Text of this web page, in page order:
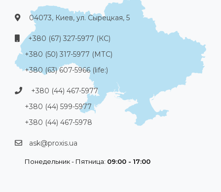
04073, Киев, ул. Сырецкая, 5
+380 (67) 327-5977 (КС)
+380 (50) 317-5977 (МТС)
+380 (63) 607-5966 (life:)
+380 (44) 467-5977
+380 (44) 599-5977
+380 (44) 467-5978
ask@proxis.ua
Понедельник - Пятница: 09:00 - 17:00